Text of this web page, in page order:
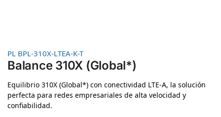
PL BPL-310X-LTEA-K-T
Balance 310X (Global*)
Equilibrio 310X (Global*) con conectividad LTE-A, la solución
perfecta para redes empresariales de alta velocidad y
confiabilidad.